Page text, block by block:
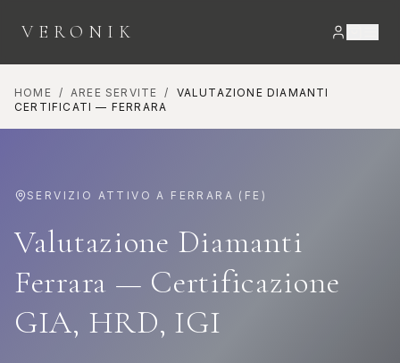
VERONIK
HOME / AREE SERVITE /
VALUTAZIONE DIAMANTI
CERTIFICATI — FERRARA
SERVIZIO ATTIVO A FERRARA ( FE )
Valutazione Diamanti
Ferrara — Certificazione
GIA, HRD, IGI